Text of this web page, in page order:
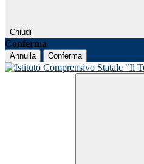
Chiudi
Conferma
Annulla Conferma